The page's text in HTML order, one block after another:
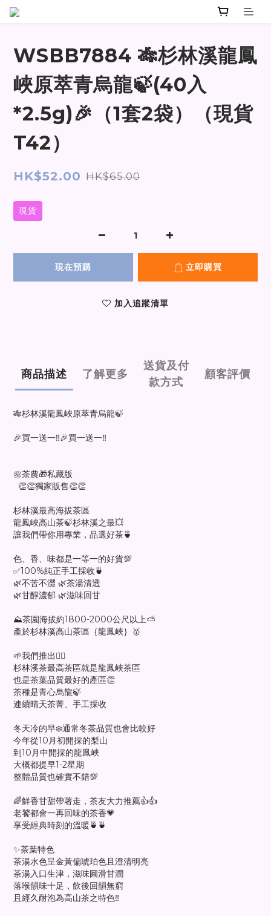
WSBB7884 🎋杉林溪龍鳳
峽原萃青烏龍🍃(40入
*2.5g)🎉（1套2袋）（現貨
T42）
HK$52.00 HK$65.00
現貨
現在預購 立即購買
加入追蹤清單
商品描述 了解更多
送貨及付
款方式
顧客評價
🎋杉林溪龍鳳峽原萃青烏龍🍃
🎉買一送一‼️🎉買一送一‼️
㊙️茶農🎁私藏版
👏👏獨家販售👏👏
杉林溪最高海拔茶區
龍鳳峽高山茶🍃杉林溪之最💥
讓我們帶你用專業，品選好茶🍵
色、香、味都是一等一的好貨💯
✅100%純正手工採收🍵
🌿不苦不澀 🌿茶湯清透
🌿甘醇濃郁 🌿滋味回甘
⛰️茶園海拔約1800-2000公尺以上⛅️
產於杉林溪高山茶區｛龍鳳峽｝🥇
🌱我們推出👉🏻
杉林溪茶最高茶區就是龍鳳峽茶區
也是茶葉品質最好的產區👏
茶種是青心烏龍🍃
連續晴天茶菁、手工採收
冬天冷的早❄️通常冬茶品質也會比較好
今年從10月初開採的梨山
到10月中開採的龍鳳峽
大概都提早1-2星期
整體品質也確實不錯💯
🌈鮮香甘甜帶著走，茶友大力推薦👍👍
老饕都會一再回味的茶香💗
享受經典時刻的溫暖🍵🍵
✨茶葉特色
茶湯水色呈金黃偏琥珀色且澄清明亮
茶湯入口生津，滋味圓滑甘潤
落喉韻味十足，飲後回韻無窮
且經久耐泡為高山茶之特色‼️